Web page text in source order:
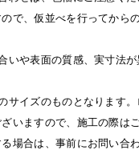
で、仮並べを行ってから
いや表面の質感、実寸法
サイズのものとなります
いますので、施工の際は
場合は、事前にお問い合